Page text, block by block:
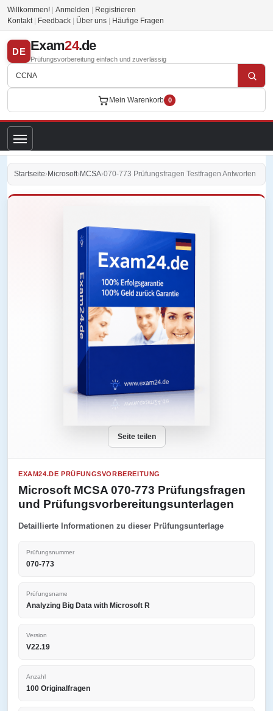
Willkommen! Anmelden
Registrieren
Kontakt
Feedback Über uns Häufige Fragen
DE Exam24.de
Prüfungsvorbereitung einfach und zuverlässig
Mein Warenkorb 0
Startseite›Microsoft›MCSA›070-773 Prüfungsfragen Testfragen Antworten
Seite teilen
EXAM24.DE PRÜFUNGSVORBEREITUNG
Microsoft MCSA 070-773 Prüfungsfragen
und Prüfungsvorbereitungsunterlagen
Detaillierte Informationen zu dieser Prüfungsunterlage
Prüfungsnummer
070-773
Prüfungsname
Analyzing Big Data with Microsoft R
Version
V22.19
Anzahl
100 Originalfragen